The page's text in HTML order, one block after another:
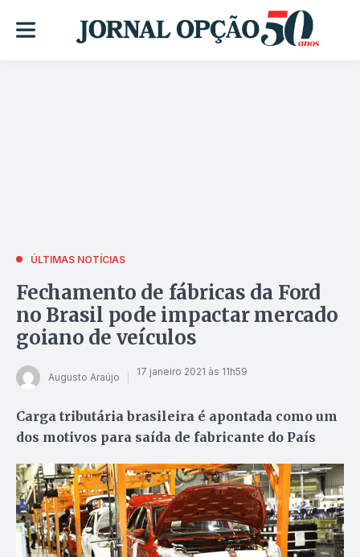
ÚLTIMAS NOTÍCIAS
Fechamento de fábricas da Ford
no Brasil pode impactar mercado
goiano de veículos
Augusto Araújo 17 janeiro 2021 às 11h59
Carga tributária brasileira é apontada como um
dos motivos para saída de fabricante do País